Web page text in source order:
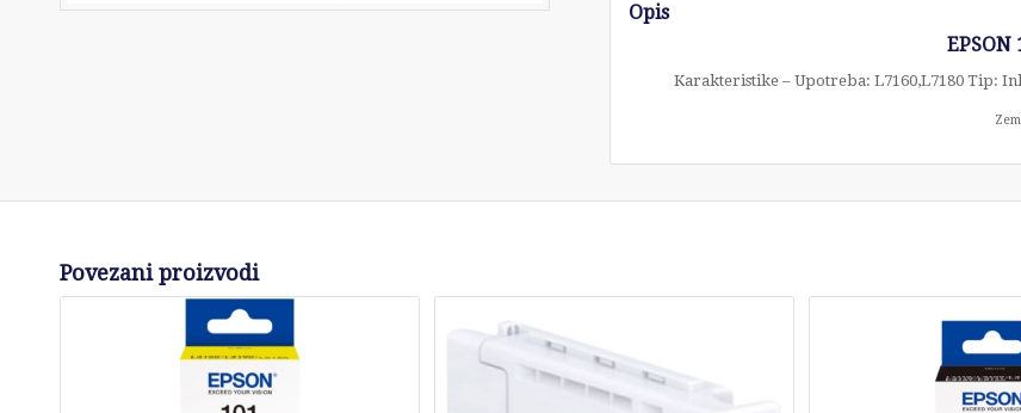
Opis
Karakteristike – Upotreba: L7160,L7180 Tip:
Povezani proizvodi